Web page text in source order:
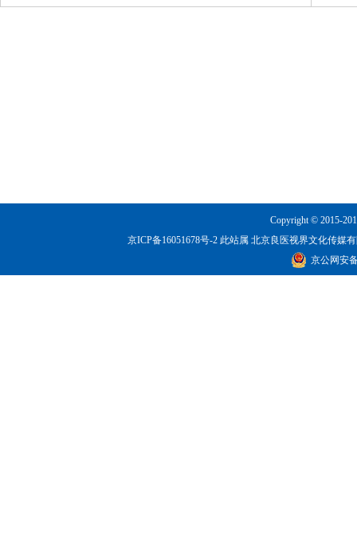
Copyright © 2015-
京ICP备16051678号-2 此站属 北京良医视界文化传媒有
京公网安